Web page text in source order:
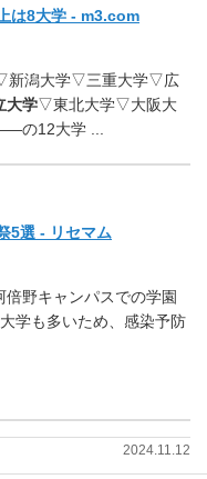
は8大学 - m3.com
新潟大学▽三重大学▽広
大学▽東北大学▽大阪大
の12大学 ..
5選 - リセマム
野キャンパスでの学園
学も多いため、 感染予防
2024.11.12